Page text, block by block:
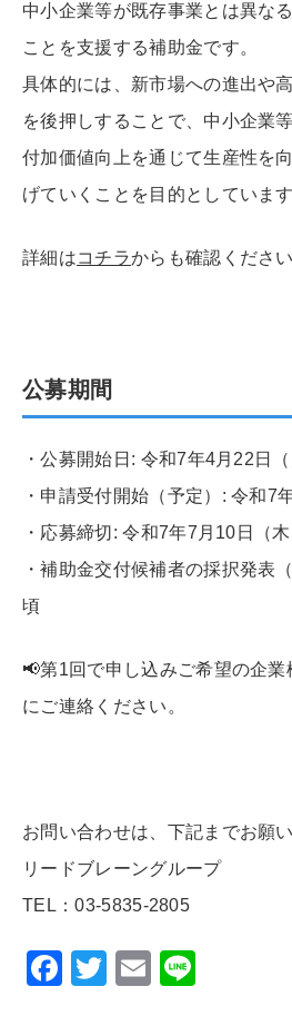
中小企業等が既存事業とは異な
ことを支援する補助金です。
具体的には、新市場への進出や
を後押しすることで、中小企業
付加価値向上を通じて生産性を
げていくことを目的としています
詳細はコチラからも確認ください
公募期間
・公募開始日: 令和7年4月22日（
・申請受付開始（予定）: 令和7
・応募締切: 令和7年7月10日（
・補助金交付候補者の採択発表
頃
📢第1回で申し込みご希望の企
にご連絡ください。
お問い合わせは、下記までお願
リードブレーングループ
TEL：03-5835-2805
F
T
E